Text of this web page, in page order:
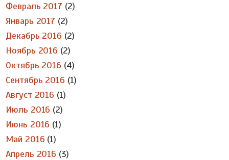
Февраль 2017 (2)
Январь 2017 (2)
Декабрь 2016 (2)
Ноябрь 2016 (2)
Октябрь 2016 (4)
Сентябрь 2016 (1)
Август 2016 (1)
Июль 2016 (2)
Июнь 2016 (1)
Май 2016 (1)
Апрель 2016 (3)